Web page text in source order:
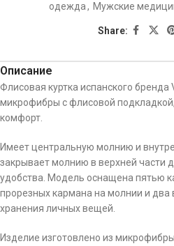
одежда, Мужские
Share:
Описание
Флисовая куртка испанского бренда
микрофибры с флисовой
комфорт.
Имеет центральную молнию и
закрывает молнию в верхней части
удобства. Модель оснащена пятью
прорезных кармана на молнии и два
хранения личных вещей.
Изделие изготовлено из